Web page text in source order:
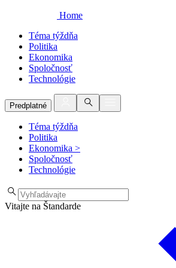
Home
Téma týždňa
Politika
Ekonomika
Spoločnosť
Technológie
Predplatné
Téma týždňa
Politika
Ekonomika >
Spoločnosť
Technológie
Vitajte na Štandarde